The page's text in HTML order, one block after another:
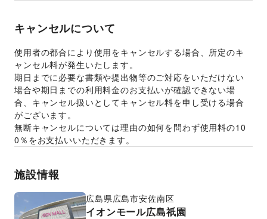
キャンセルについて
使用者の都合により使用をキャンセルする場合、所定のキ
ャンセル料が発生いたします。
期日までに必要な書類や提出物等のご対応をいただけない
場合や期日までの利用料金のお支払いが確認できない場
合、キャンセル扱いとしてキャンセル料を申し受ける場合
がございます。
無断キャンセルについては理由の如何を問わず使用料の10
0％をお支払いいただきます。
施設情報
広島県広島市安佐南区
イオンモール広島祇園